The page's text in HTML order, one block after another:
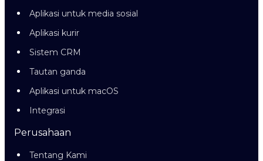
Aplikasi untuk media sosial
Aplikasi kurir
Sistem CRM
Tautan ganda
Aplikasi untuk macOS
Integrasi
Perusahaan
Tentang Kami